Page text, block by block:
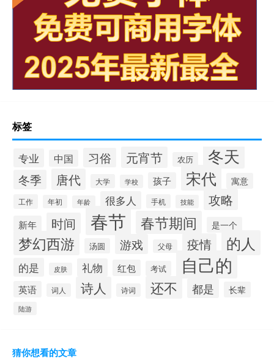
标签
专业 中国 习俗 元宵节 农历 冬天
冬季 唐代 大学 学校 孩子 宋代 寓意
工作 年初 年龄 很多人 手机 技能 攻略
新年 时间 春节 春节期间 是一个
梦幻西游 汤圆 游戏 父母 疫情 的人
的是 皮肤 礼物 红包 考试 自己的
英语 词人 诗人 诗词 还不 都是 长辈
陆游
猜你想看的文章